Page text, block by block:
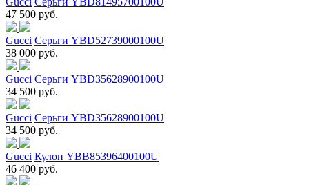
47 500 руб.
Gucci Серьги YBD52739000100U
38 000 руб.
Gucci Серьги YBD35628900100U
34 500 руб.
Gucci Серьги YBD35628900100U
34 500 руб.
Gucci Кулон YBB85396400100U
46 400 руб.